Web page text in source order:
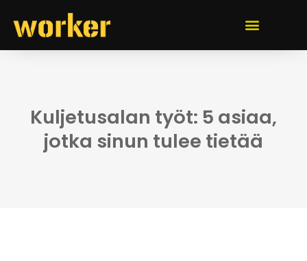
Kuljetusalan työt: 5 asiaa,
jotka sinun tulee tietää